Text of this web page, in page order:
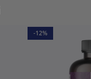
-12%